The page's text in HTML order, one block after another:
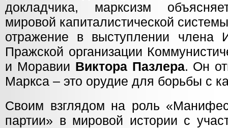
докладчика, марксизм
мировой капиталистической
отражение в выступлении члена
Пражской организации
и Моравии Виктора Пазлера. Он
Маркса – это орудие для борьбы с
Своим взглядом на роль
партии» в мировой истории с